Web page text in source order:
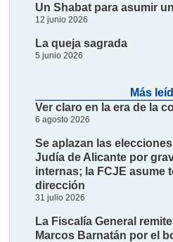
Un Shabat para asumir
12 junio 2026
La queja sagrada
5 junio 2026
Más
Ver claro en la era de la
6 agosto 2026
Se aplazan las
Judía de Alicante por
internas; la FCJE asume
dirección
31 julio 2026
La Fiscalía General
Marcos Barnatán por el